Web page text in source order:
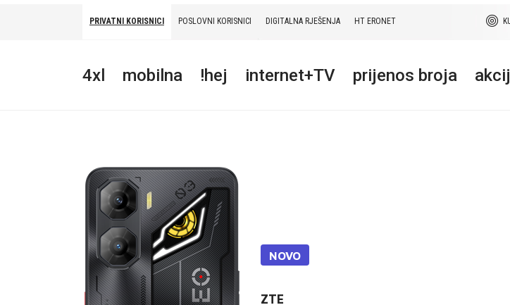
PRIVATNI KORISNICI POSLOVNI KORISNICI DIGITALNA RJEŠENJA HT ERONET
4xl mobilna !hej internet+TV prijenos broja
NOVO
ZTE